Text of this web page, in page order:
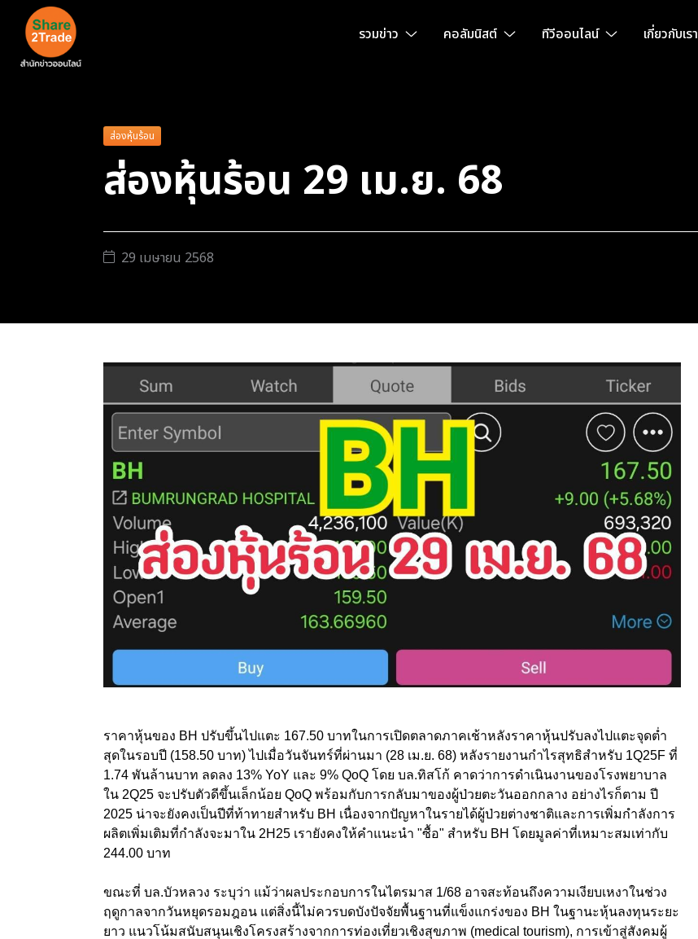
รวมข่าว คอลัมนิสต์ ทีวีออนไลน์ เกี่ยวกับเรา
ส่องหุ้นร้อน
ส่องหุ้นร้อน 29 เม.ย. 68
29 เมษายน 2568
ราคาหุ้นของ BH ปรับขึ้นไปแตะ 167.50 บาทในการเปิดตลาดภาคเช้าหลังราคาหุ้นปรับลงไปแตะจุดต่ำ
สุดในรอบปี (158.50 บาท) ไปเมื่อวันจันทร์ที่ผ่านมา (28 เม.ย. 68) หลังรายงานกำไรสุทธิสำหรับ 1Q25F ที่
1.74 พันล้านบาท ลดลง 13% YoY และ 9% QoQ โดย บล.ทิสโก้ คาดว่าการดำเนินงานของโรงพยาบาล
ใน 2Q25 จะปรับตัวดีขึ้นเล็กน้อย QoQ พร้อมกับการกลับมาของผู้ป่วยตะวันออกกลาง อย่างไรก็ตาม ปี
2025 น่าจะยังคงเป็นปีที่ท้าทายสำหรับ BH เนื่องจากปัญหาในรายได้ผู้ป่วยต่างชาติและการเพิ่มกำลังการ
ผลิตเพิ่มเติมที่กำลังจะมาใน 2H25 เรายังคงให้คำแนะนำ "ซื้อ" สำหรับ BH โดยมูลค่าที่เหมาะสมเท่ากับ
244.00 บาท
ขณะที่ บล.บัวหลวง ระบุว่า แม้ว่าผลประกอบการในไตรมาส 1/68 อาจสะท้อนถึงความเงียบเหงาในช่วง
ฤดูกาลจากวันหยุดรอมฎอน แต่สิ่งนี้ไม่ควรบดบังปัจจัยพื้นฐานที่แข็งแกร่งของ BH ในฐานะหุ้นลงทุนระยะ
ยาว แนวโน้มสนับสนุนเชิงโครงสร้างจากการท่องเที่ยวเชิงสุขภาพ (medical tourism), การเข้าสู่สังคมผู้